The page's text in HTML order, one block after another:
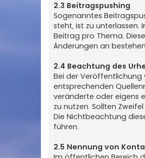
2.3 Beitragspushing
Sogenanntes
steht, ist zu unterlassen.
Beitrag pro Thema.
Änderungen an
2.4 Beachtung des
Bei der Veröffentlichung
entsprechenden
veränderte oder eigens
zu nutzen. Sollten
Die Nichtbeachtung
führen.
2.5 Nennung von